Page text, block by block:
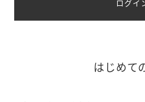
ログイ
はじめて